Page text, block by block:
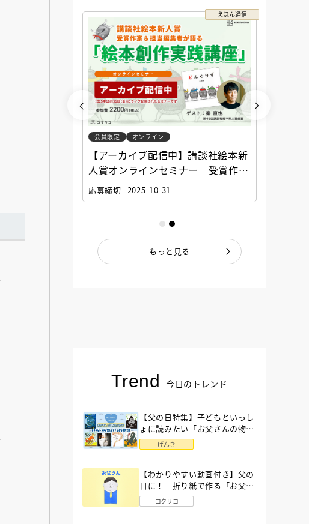
えほん通信
会員限定 オンライン
【アーカイブ配信中】講談社絵本新
人賞オンラインセミナー 受賞作家
と担当編集者が語る「絵本創作実践
講座」
応募締切 2025-10-31
もっと見る
Trend 今日のトレンド
【父の日特集】子どもといっし
ょに読みたい「お父さんの物
語」６選
げんき
【わかりやすい動画付き】父の
日に！ 折り紙で作る「お父さ
ん」の簡単な折り方
コクリコ